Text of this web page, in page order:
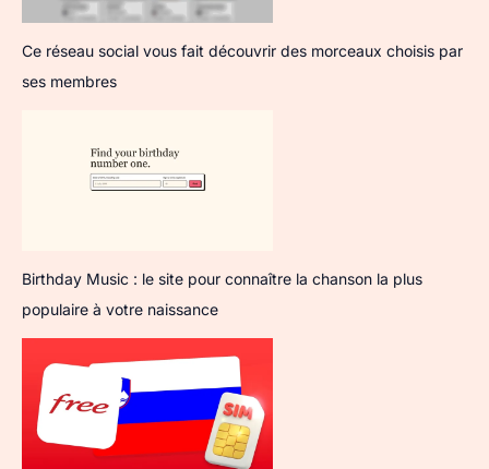
Ce réseau social vous fait découvrir des morceaux choisis par
ses membres
Birthday Music : le site pour connaître la chanson la plus
populaire à votre naissance